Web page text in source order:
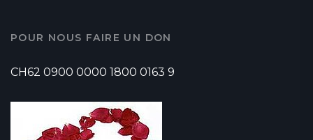
POUR NOUS FAIRE UN DON
CH62 0900 0000 1800 0163 9